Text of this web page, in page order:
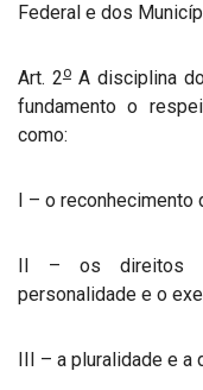
Federal e dos
Art. 2oA disciplina
fundamento o
como:
I – o reconhecimento
II – os direitos
personalidade e o
III – a pluralidade e a